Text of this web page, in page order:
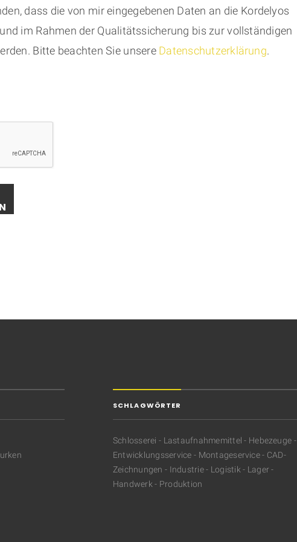
dass die von mir eingegebenen Daten an die Kordelyos
im Rahmen der Qualitätssicherung bis zur vollständigen
Bitte beachten Sie unsere Datenschutzerklärung.
SCHLAGWÖRTER
Schlosserei - Lastaufnahmemittel - Hebezeuge -
Entwicklungsservice - Montageservice - CAD-
Zeichnungen - Industrie - Logistik - Lager -
Handwerk - Produktion